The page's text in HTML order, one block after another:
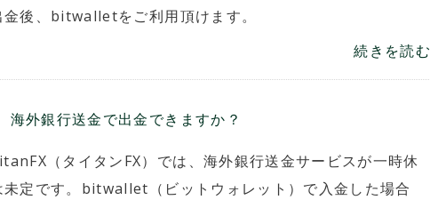
後、bitwalletをご利用頂けます。
続きを読む
外銀行送金で出金できますか？
（タイタンFX）では、海外銀行送金サービスが一時休
定です。bitwallet（ビットウォレット）で入金した場合